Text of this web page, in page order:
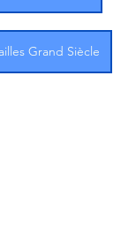
Grand Siècle